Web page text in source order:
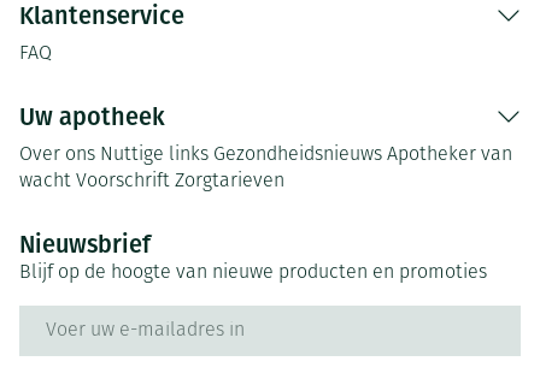
Klantenservice
FAQ
Uw apotheek
Over ons Nuttige links Gezondheidsnieuws Apotheker van
wacht Voorschrift Zorgtarieven
Nieuwsbrief
Blijf op de hoogte van nieuwe producten en promoties